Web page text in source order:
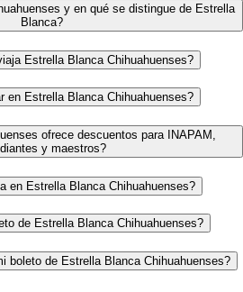
y en qué se distingue de Estrella
Blanca?
Estrella Blanca Chihuahuenses?
en Estrella Blanca Chihuahuenses?
ofrece descuentos para INAPAM,
y maestros?
en Estrella Blanca Chihuahuenses?
de Estrella Blanca Chihuahuenses?
boleto de Estrella Blanca Chihuahuenses?